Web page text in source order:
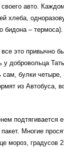
своего авто.
хлеба,
бидона – термоса).
это привычно
у добровольца
сам, булки четыре,
из Автобуса,
подтягивается
Многие
мороз, градусов